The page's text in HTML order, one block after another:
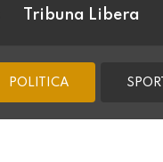
Tribuna Libera
POLITICA SPORT